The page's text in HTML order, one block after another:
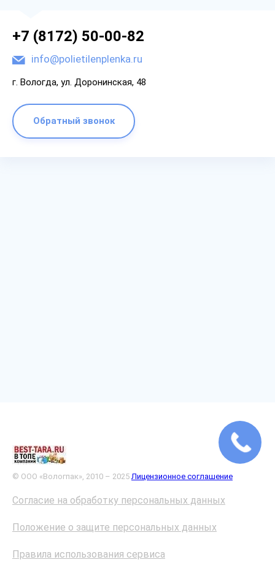
+7 (8172) 50-00-82
info@polietilenplenka.ru
г. Вологда, ул. Доронинская, 48
Обратный звонок
© ООО «Вологпак», 2010 – 2025 Лицензионное соглашение
Согласие на обработку персональных данных
Положение о защите персональных данных
Правила использования сервиса